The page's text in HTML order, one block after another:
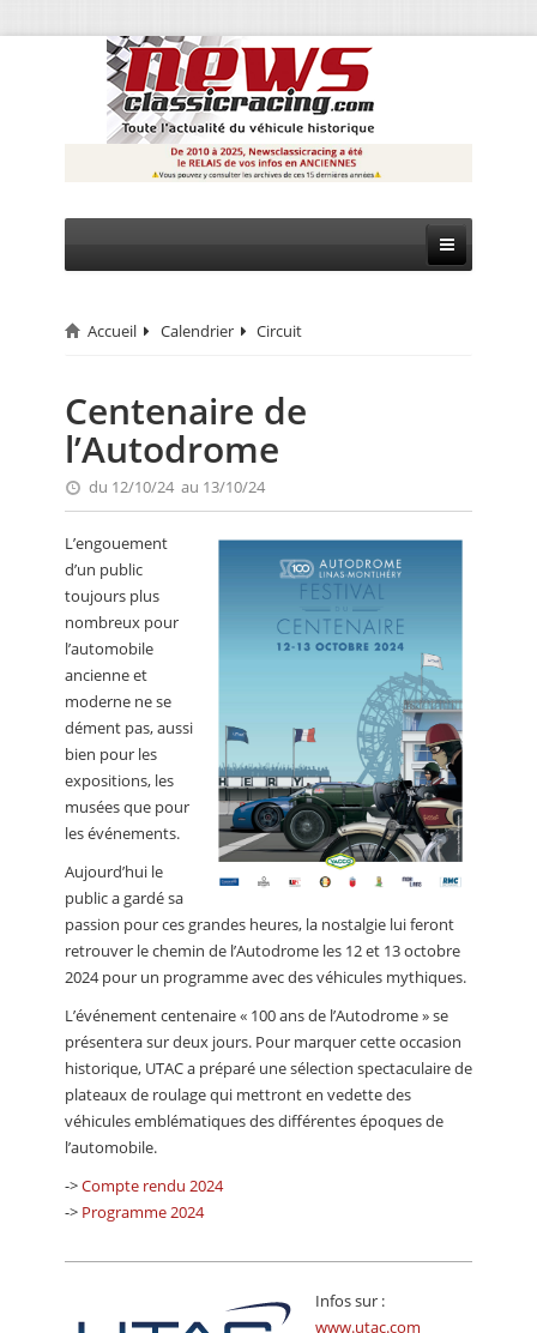
CIRCUIT
RALLYE
MONTAGNE
EVÈNEMENTS
CALENDRIER
FOCUS
VIDEO
ANNUAIRES
PETITES ANNONCES
Accueil Calendrier Circuit
Centenaire de
l’Autodrome
du 12/10/24 au 13/10/24
L’engouement
d’un public
toujours plus
nombreux pour
l’automobile
ancienne et
moderne ne se
dément pas, aussi
bien pour les
expositions, les
musées que pour
les événements.
Aujourd’hui le
public a gardé sa
passion pour ces grandes heures, la nostalgie lui feront
retrouver le chemin de l’Autodrome les 12 et 13 octobre
2024 pour un programme avec des véhicules mythiques.
L’événement centenaire « 100 ans de l’Autodrome » se
présentera sur deux jours. Pour marquer cette occasion
historique, UTAC a préparé une sélection spectaculaire de
plateaux de roulage qui mettront en vedette des
véhicules emblématiques des différentes époques de
l’automobile.
->Compte rendu 2024
-> Programme 2024
Infos sur :
www.utac.com